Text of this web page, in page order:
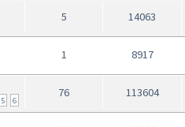
5 14063
1 8917
5 6
76 113604